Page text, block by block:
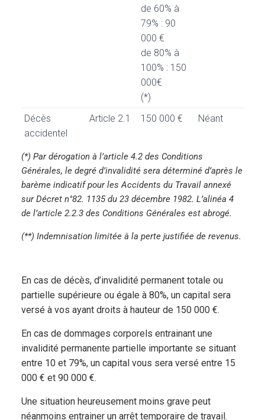
de 60% à
79% : 90
000 €
de 80% à
100% : 150
000€
(*)
Décès
accidentel
Article 2.1 150 000 € Néant
(*) Par dérogation à l’article 4.2 des Conditions
Générales, le degré d’invalidité sera déterminé d’après le
barème indicatif pour les Accidents du Travail annexé
sur Décret n°82. 1135 du 23 décembre 1982. L’alinéa 4
de l’article 2.2.3 des Conditions Générales est abrogé.
(**) Indemnisation limitée à la perte justifiée de revenus.
En cas de décès, d’invalidité permanent totale ou
partielle supérieure ou égale à 80%, un capital sera
versé à vos ayant droits à hauteur de 150 000 €.
En cas de dommages corporels entrainant une
invalidité permanente partielle importante se situant
entre 10 et 79%, un capital vous sera versé entre 15
000 € et 90 000 €.
Une situation heureusement moins grave peut
néanmoins entrainer un arrêt temporaire de travail.